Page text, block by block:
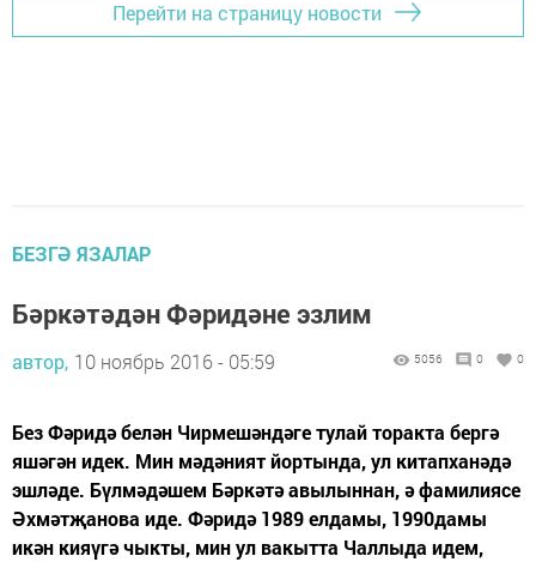
Перейти на страницу новости
БЕЗГӘ ЯЗАЛАР
Бәркәтәдән Фәридәне эзлим
автор, 10 ноябрь 2016 - 05:59 5056 0 0
Без Фәридә белән Чирмешәндәге тулай торакта бергә
яшәгән идек. Мин мәдәният йортында, ул китапханәдә
эшләде. Бүлмәдәшем Бәркәтә авылыннан, ә фамилиясе
Әхмәтҗанова иде. Фәридә 1989 елдамы, 1990дамы
икән кияүгә чыкты, мин ул вакытта Чаллыда идем,